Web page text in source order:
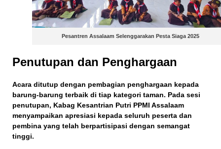
Pesantren Assalaam Selenggarakan Pesta Siaga 2025
Penutupan dan Penghargaan
Acara ditutup dengan pembagian penghargaan kepada
barung-barung terbaik di tiap kategori taman. Pada sesi
penutupan, Kabag Kesantrian Putri PPMI Assalaam
menyampaikan apresiasi kepada seluruh peserta dan
pembina yang telah berpartisipasi dengan semangat
tinggi.